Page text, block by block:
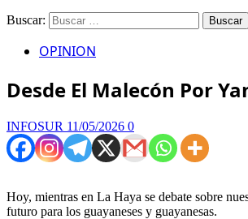
Buscar:
OPINION
Desde El Malecón Por
INFOSUR 11/05/2026 0
Hoy, mientras en La Haya se debate sobre
futuro para los guayaneses y guayanesas.